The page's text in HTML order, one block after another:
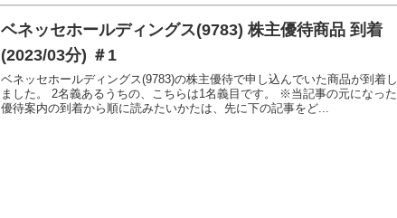
ベネッセホールディングス(9783) 株主優待商品 到着
(2023/03分) ＃1
ベネッセホールディングス(9783)の株主優待で申し込んでいた商品が到着し
ました。 2名義あるうちの、こちらは1名義目です。 ※当記事の元になった
優待案内の到着から順に読みたいかたは、先に下の記事をど...